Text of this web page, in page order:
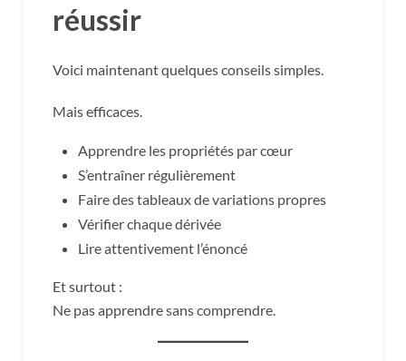
réussir
Voici maintenant quelques conseils simples.
Mais efficaces.
Apprendre les propriétés par cœur
S’entraîner régulièrement
Faire des tableaux de variations propres
Vérifier chaque dérivée
Lire attentivement l’énoncé
Et surtout :
Ne pas apprendre sans comprendre.